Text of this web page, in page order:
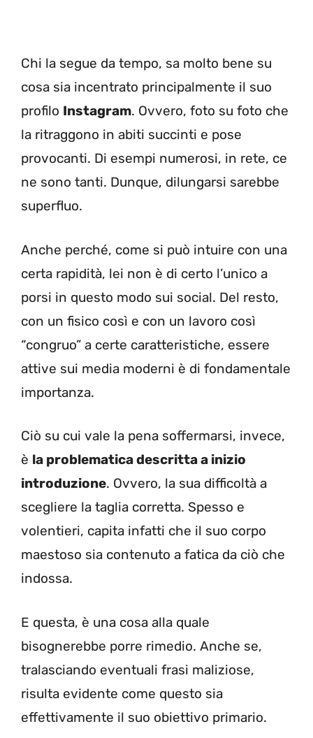
Chi la segue da tempo, sa molto bene su
cosa sia incentrato principalmente il suo
profilo Instagram. Ovvero, foto su foto che
la ritraggono in abiti succinti e pose
provocanti. Di esempi numerosi, in rete, ce
ne sono tanti. Dunque, dilungarsi sarebbe
superfluo.
Anche perché, come si può intuire con una
certa rapidità, lei non è di certo l’unico a
porsi in questo modo sui social. Del resto,
con un fisico così e con un lavoro così
“congruo” a certe caratteristiche, essere
attive sui media moderni è di fondamentale
importanza.
Ciò su cui vale la pena soffermarsi, invece,
è la problematica descritta a inizio
introduzione. Ovvero, la sua difficoltà a
scegliere la taglia corretta. Spesso e
volentieri, capita infatti che il suo corpo
maestoso sia contenuto a fatica da ciò che
indossa.
E questa, è una cosa alla quale
bisognerebbe porre rimedio. Anche se,
tralasciando eventuali frasi maliziose,
risulta evidente come questo sia
effettivamente il suo obiettivo primario.